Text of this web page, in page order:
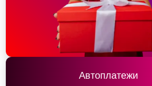
Автоплатежи